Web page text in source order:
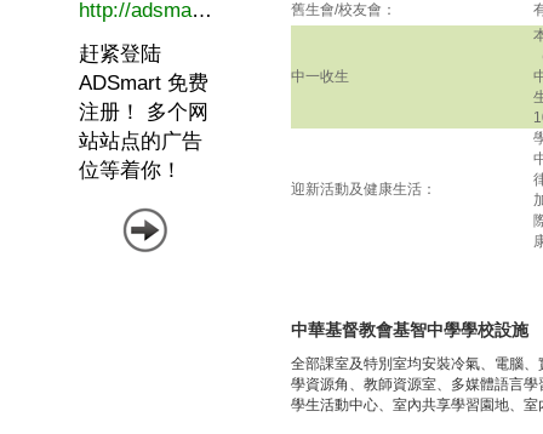
舊生會/校友會：
中一收生
迎新活動及健康生活：
中華基督教會基智中學學校設施
全部課室及特別室均安裝冷氣、電腦
學資源角、教師資源室、多媒體語言
學生活動中心、室內共享學習園地、